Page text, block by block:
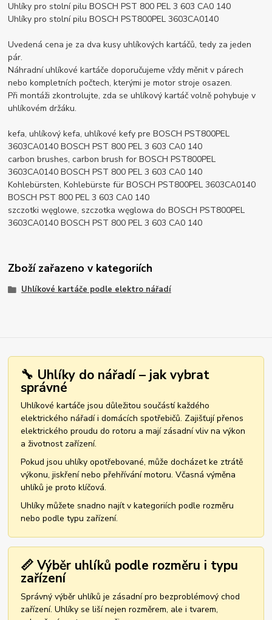
Uhlíky pro stolní pilu BOSCH PST 800 PEL 3 603 CA0 140
Uhlíky pro stolní pilu BOSCH PST800PEL 3603CA0140
Uvedená cena je za dva kusy uhlíkových kartáčů, tedy za jeden
pár.
Náhradní uhlíkové kartáče doporučujeme vždy měnit v párech
nebo kompletních počtech, kterými je motor stroje osazen.
Při montáži zkontrolujte, zda se uhlíkový kartáč volně pohybuje v
uhlíkovém držáku.
kefa, uhlíkový kefa, uhlíkové kefy pre BOSCH PST800PEL
3603CA0140 BOSCH PST 800 PEL 3 603 CA0 140
carbon brushes, carbon brush for BOSCH PST800PEL
3603CA0140 BOSCH PST 800 PEL 3 603 CA0 140
Kohlebürsten, Kohlebürste für BOSCH PST800PEL 3603CA0140
BOSCH PST 800 PEL 3 603 CA0 140
szczotki węglowe, szczotka węglowa do BOSCH PST800PEL
3603CA0140 BOSCH PST 800 PEL 3 603 CA0 140
Zboží zařazeno v kategoriích
Uhlíkové kartáče podle elektro nářadí
🔧 Uhlíky do nářadí – jak vybrat
správné
Uhlíkové kartáče jsou důležitou součástí každého
elektrického nářadí i domácích spotřebičů. Zajišťují přenos
elektrického proudu do rotoru a mají zásadní vliv na výkon
a životnost zařízení.
Pokud jsou uhlíky opotřebované, může docházet ke ztrátě
výkonu, jiskření nebo přehřívání motoru. Včasná výměna
uhlíků je proto klíčová.
Uhlíky můžete snadno najít v kategoriích podle rozměru
nebo podle typu zařízení.
📏 Výběr uhlíků podle rozměru i typu
zařízení
Správný výběr uhlíků je zásadní pro bezproblémový chod
zařízení. Uhlíky se liší nejen rozměrem, ale i tvarem,